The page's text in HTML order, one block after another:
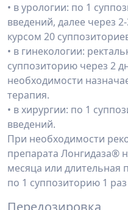
• в урологии: по 1
введений, далее через
курсом 20
• в гинекологии:
суппозиторию через 2
необходимости
терапия.
• в хирургии: по 1
введений.
При необходимости
препарата Лонгидаза®
месяца или
по 1 суппозиторию 1
Передозировка